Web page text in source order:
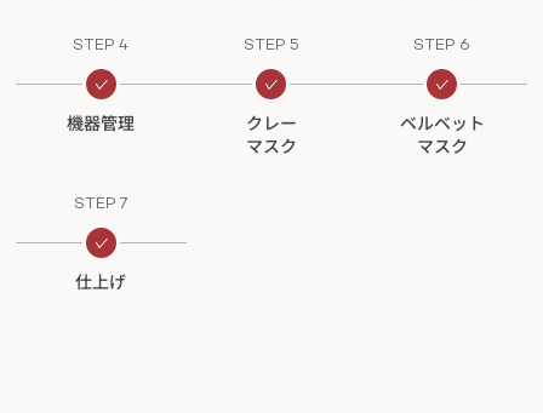
STEP 4
機器管理
STEP 5
クレー
マスク
STEP 6
ベルベット
マスク
STEP 7
仕上げ